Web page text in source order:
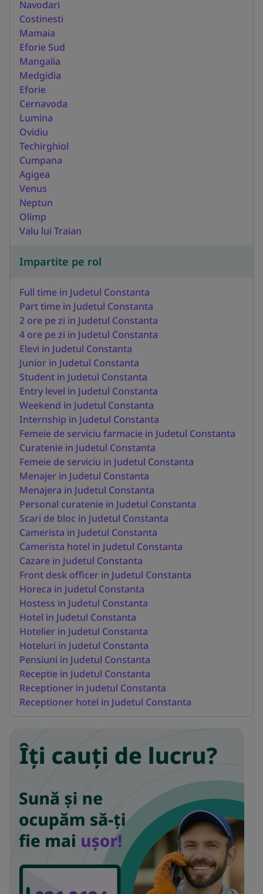
Navodari
Costinesti
Mamaia
Eforie Sud
Mangalia
Medgidia
Eforie
Cernavoda
Lumina
Ovidiu
Techirghiol
Cumpana
Agigea
Venus
Neptun
Olimp
Valu lui Traian
Impartite pe rol
Full time in Judetul Constanta
Part time in Judetul Constanta
2 ore pe zi in Judetul Constanta
4 ore pe zi in Judetul Constanta
Elevi in Judetul Constanta
Junior in Judetul Constanta
Student in Judetul Constanta
Entry level in Judetul Constanta
Weekend in Judetul Constanta
Internship in Judetul Constanta
Femeie de serviciu farmacie in Judetul Constanta
Curatenie in Judetul Constanta
Femeie de serviciu in Judetul Constanta
Menajer in Judetul Constanta
Menajera in Judetul Constanta
Personal curatenie in Judetul Constanta
Scari de bloc in Judetul Constanta
Camerista in Judetul Constanta
Camerista hotel in Judetul Constanta
Cazare in Judetul Constanta
Front desk officer in Judetul Constanta
Horeca in Judetul Constanta
Hostess in Judetul Constanta
Hotel in Judetul Constanta
Hotelier in Judetul Constanta
Hoteluri in Judetul Constanta
Pensiuni in Judetul Constanta
Receptie in Judetul Constanta
Receptioner in Judetul Constanta
Receptioner hotel in Judetul Constanta